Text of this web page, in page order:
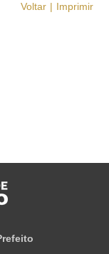
Voltar Imprimir